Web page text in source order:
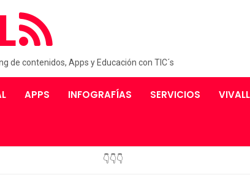
de contenidos, Apps y Educación con TIC´s
APPS INFOGRAFÍAS SERVICIOS
👇👇👇